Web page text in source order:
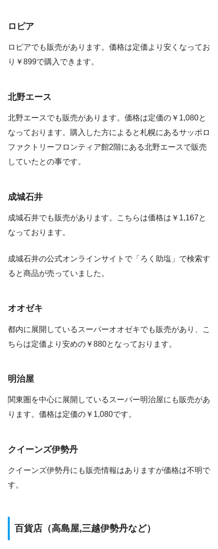
ロピア
ロピアでも販売があります。価格は定価より安くなってお
り￥899で購入できます。
北野エース
北野エースでも販売があります。価格は定価の￥1,080と
なっております。購入した方によると札幌にあるサッポロ
ファクトリーフロンティア館2階にある北野エースで販売
していたとの事です。
成城石井
成城石井でも販売があります。こちらは価格は￥1,167と
なっております。
成城石井の公式オンラインサイトで「ろく助塩」で検索す
ると商品が売っていました。
オオゼキ
都内に展開しているスーパーオオゼキでも販売があり、こ
ちらは定価より安めの￥880となっております。
明治屋
関東圏を中心に展開しているスーパー明治屋にも販売があ
ります。価格は定価の￥1,080です。
クイーンズ伊勢丹
クイーンズ伊勢丹にも販売情報はありますが価格は不明で
す。
百貨店（高島屋,三越伊勢丹など）